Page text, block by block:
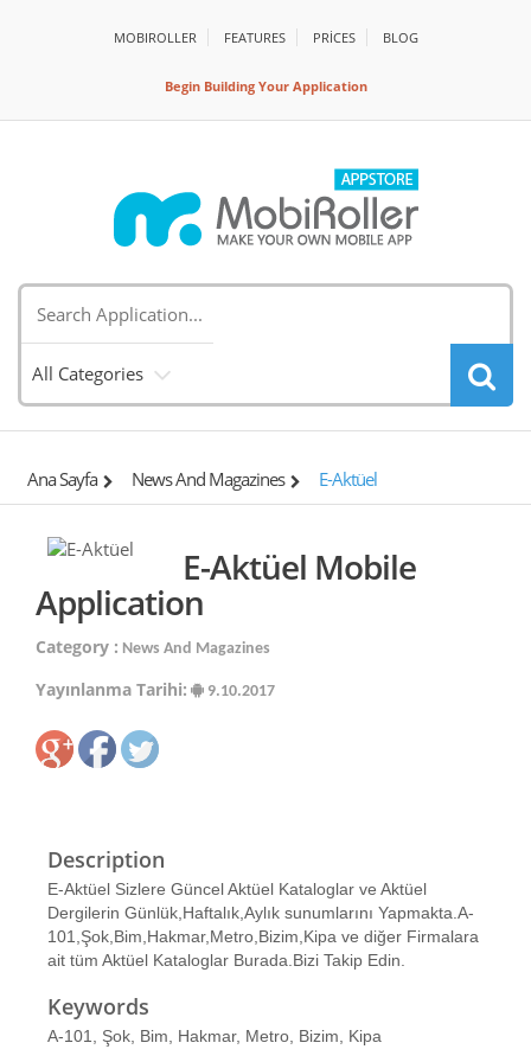
MOBIROLLER FEATURES PRİCES BLOG
Begin Building Your Application
All Categories
Ana Sayfa News And Magazines E-Aktüel
E-Aktüel Mobile
Application
Category : News And Magazines
Yayınlanma Tarihi: 9.10.2017
Description
E-Aktüel Sizlere Güncel Aktüel Kataloglar ve Aktüel
Dergilerin Günlük,Haftalık,Aylık sunumlarını Yapmakta.A-
101,Şok,Bim,Hakmar,Metro,Bizim,Kipa ve diğer Firmalara
ait tüm Aktüel Kataloglar Burada.Bizi Takip Edin.
Keywords
A-101, Şok, Bim, Hakmar, Metro, Bizim, Kipa